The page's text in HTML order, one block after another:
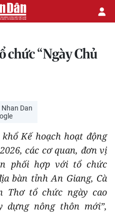
chức “Ngày Chủ
Nhan Dan
Kế hoạch hoạt động
các cơ quan, đơn vị
phối hợp với tổ chức
bàn tỉnh An Giang, Cà
Thơ tổ chức ngày cao
dựng nông thôn mới”,